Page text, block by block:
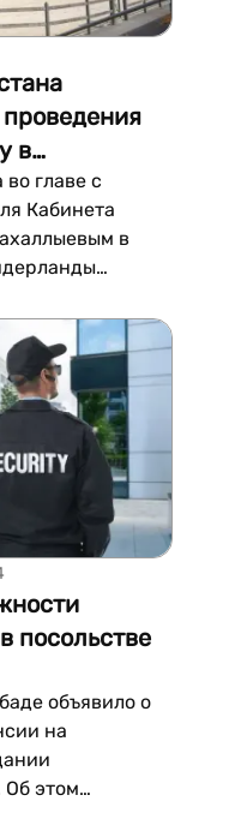
в
главе с
Кабинета
в
– место
чемпионата мира
в сообщении
посольстве
объявило о
на
этом